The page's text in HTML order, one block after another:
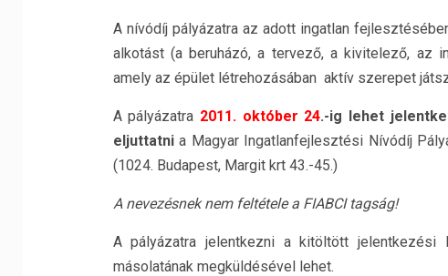
A nívódíj pályázatra az adott ingatlan
alkotást (a beruházó, a tervező, a kivitelező, az
amely az épület létrehozásában aktív szerepet
A pályázatra 2011. október 24.-ig lehet
eljuttatni a Magyar Ingatlanfejlesztési Nívódíj
(1024. Budapest, Margit krt 43.-45.)
A nevezésnek nem feltétele a FIABCI tagság!
A pályázatra jelentkezni a kitöltött
másolatának megküldésével lehet.